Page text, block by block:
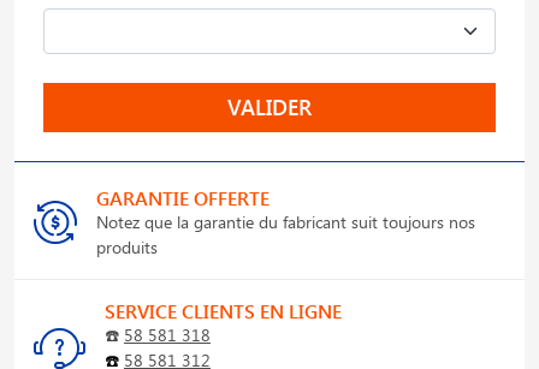
VALIDER
GARANTIE OFFERTE
Notez que la garantie du fabricant suit toujours nos
produits
SERVICE CLIENTS EN LIGNE
☎️ 58 581 318
☎️ 58 581 312